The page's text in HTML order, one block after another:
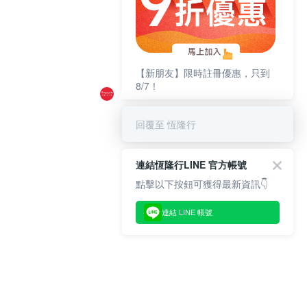
【新朋友】限時註冊優惠，只到
8/7！
回覆至 恆隆行
連結恆隆行LINE 官方帳號
點擊以下按鈕可獲得最新資訊👇
連結 LINE 帳號